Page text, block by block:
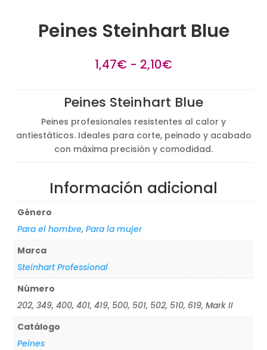
Peines Steinhart Blue
1,47€ - 2,10€Rango
desde
1,47€
hasta
2,10€
Peines Steinhart Blue
Peines profesionales resistentes al calor y
antiestáticos. Ideales para corte, peinado y acabado
con máxima precisión y comodidad.
Información adicional
Género
Para el hombre,Para la mujer
Marca
Steinhart Professional
Número
202, 349, 400, 401, 419, 500, 501, 502, 510, 619, Mark II
Catálogo
Peines